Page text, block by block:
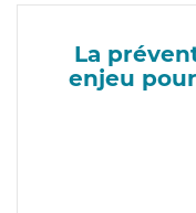
La
enjeu